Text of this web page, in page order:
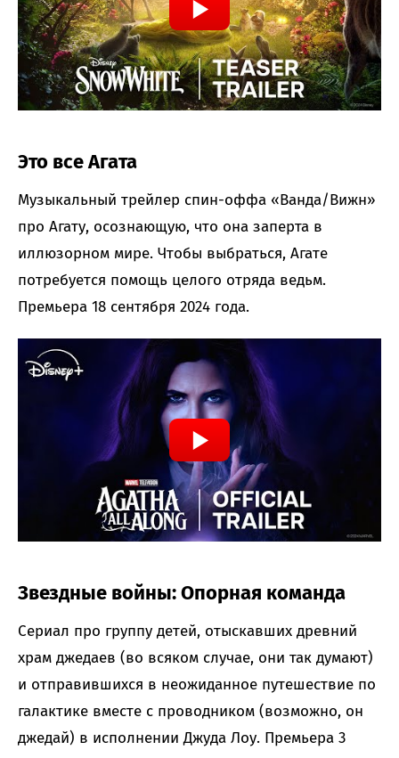
Это все Агата
Музыкальный трейлер спин-оффа «Ванда/Вижн»
про Агату, осознающую, что она заперта в
иллюзорном мире. Чтобы выбраться, Агате
потребуется помощь целого отряда ведьм.
Премьера 18 сентября 2024 года.
Звездные войны: Опорная команда
Сериал про группу детей, отыскавших древний
храм джедаев (во всяком случае, они так думают)
и отправившихся в неожиданное путешествие по
галактике вместе с проводником (возможно, он
джедай) в исполнении Джуда Лоу. Премьера 3